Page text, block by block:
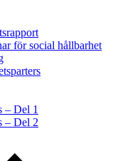
för social hållbarhet
– Del 1
– Del 2